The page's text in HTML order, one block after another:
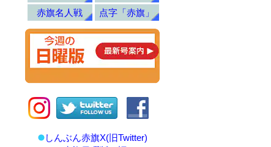
赤旗名人戦
点字「赤旗」
しんぶん赤旗X(旧Twitter)